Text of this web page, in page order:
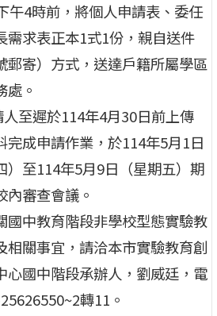
午4時前，將個人申請表、委任
需求表正本1式1份，親自送件
郵寄）方式，送達戶籍所屬學區
處。
至遲於114年4月30日前上傳
完成申請作業，於114年5月1日
）至114年5月9日（星期五）期
內審查會議。
國中教育階段非學校型態實驗教
相關事宜，請洽本市實驗教育創
心國中階段承辦人，劉威廷，電
轉11。